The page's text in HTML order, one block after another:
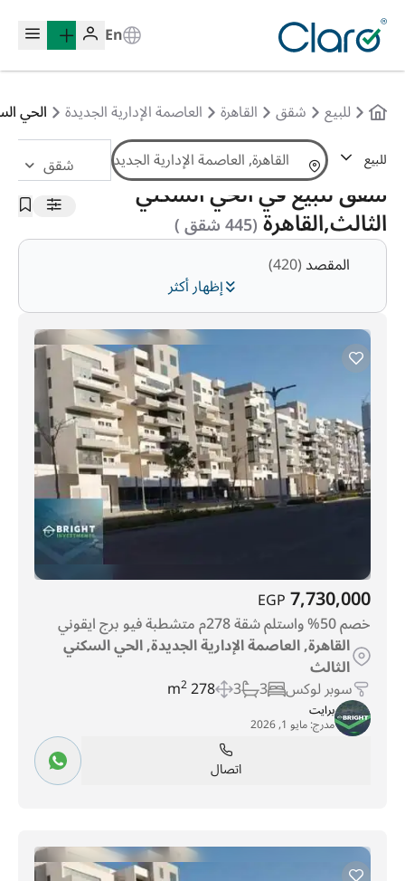
En
للبيع شقق القاهرة العاصمة الإدارية الجديدة الحي
للبيع شقق
شقق للبيع في الحي السكني
الثالث,القاهرة(445 شقق )
الترتيب:تلقائي
إظهار أكثر
المقصد(420)
7,730,000
EGP
خصم 50% واستلم شقة 278م متشطبة فيو برج ايقوني
القاهرة, العاصمة الإدارية الجديدة, الحي السكني
الثالث
سوبر لوكس 3
3
278 m
2
برايت
مدرج:مايو 1, 2026
اتصال